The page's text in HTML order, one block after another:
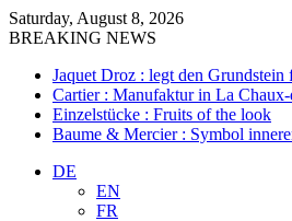
Saturday, August 8, 2026
BREAKING NEWS
Jaquet Droz : legt den
Cartier : Manufaktur in La Chaux-
Einzelstücke : Fruits of the look
Baume & Mercier : Symbol
DE
EN
FR